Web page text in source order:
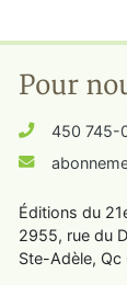
Pour
450 745-
Éditions du
2955, rue du
Ste-Adèle, Qc